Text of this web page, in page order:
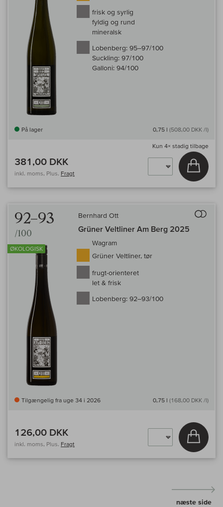
frisk og syrlig
fyldig og rund
mineralsk
Lobenberg: 95–97/100
Suckling: 97/100
Galloni: 94/100
På lager 0,75 l (508,00 DKK /l)
Kun 4× stadig tilbage
381,00 DKK
inkl. moms, Plus. Fragt
Læg i
92–93
/100
ØKOLOGISK
Bernhard Ott
Grüner Veltliner Am Berg 2025
Wagram
Grüner Veltliner, tør
frugt-orienteret
let & frisk
Lobenberg: 92–93/100
Tilgængelig fra uge 34 i 2026 0,75 l (168,00 DKK /l)
126,00 DKK
inkl. moms, Plus. Fragt
Læg i
næste side